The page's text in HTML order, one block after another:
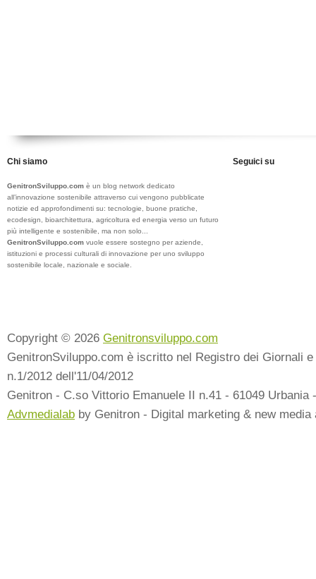
Chi siamo
GenitronSviluppo.com è un blog network dedicato
all’innovazione sostenibile attraverso cui vengono pubblicate
notizie ed approfondimenti su: tecnologie, buone pratiche,
ecodesign, bioarchitettura, agricoltura ed energia verso un futuro
più intelligente e sostenibile, ma non solo...
GenitronSviluppo.com vuole essere sostegno per aziende,
istituzioni e processi culturali di innovazione per uno sviluppo
sostenibile locale, nazionale e sociale.
Seguici su
Copyright © 2026 Genitronsviluppo.com
GenitronSviluppo.com è iscritto nel Registro dei Giornali
n.1/2012 dell'11/04/2012
Genitron - C.so Vittorio Emanuele II n.41 - 61049 Urbania
Advmedialab by Genitron - Digital marketing & new media